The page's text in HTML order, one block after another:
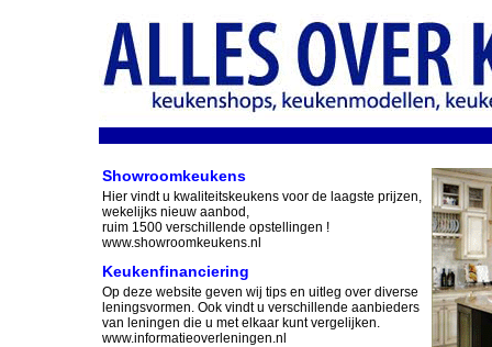
Showroomkeukens
Hier vindt u kwaliteitskeukens voor de laagste prijzen,
wekelijks nieuw aanbod,
ruim 1500 verschillende opstellingen !
www.showroomkeukens.nl
Keukenfinanciering
Op deze website geven wij tips en uitleg over diverse
leningsvormen. Ook vindt u verschillende aanbieders
van leningen die u met elkaar kunt vergelijken.
www.informatieoverleningen.nl